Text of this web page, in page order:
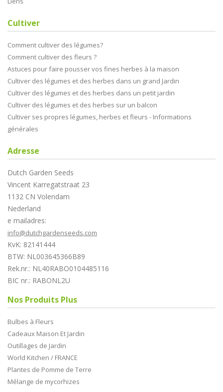
Cultiver
Comment cultiver des légumes?
Comment cultiver des fleurs ?
Astuces pour faire pousser vos fines herbes à la maison
Cultiver des légumes et des herbes dans un grand Jardin
Cultiver des légumes et des herbes dans un petit jardin
Cultiver des légumes et des herbes sur un balcon
Cultiver ses propres légumes, herbes et fleurs - Informations
générales
Adresse
Dutch Garden Seeds
Vincent Karregatstraat 23
1132 CN Volendam
Nederland
e mailadres:
info@dutchgardenseeds.com
KvK: 82141444
BTW: NL003645366B89
Rek.nr.: NL40RABO0104485116
BIC nr.: RABONL2U
Nos Produits Plus
Bulbes à Fleurs
Cadeaux Maison Et Jardin
Outillages de Jardin
World Kitchen / FRANCE
Plantes de Pomme de Terre
Mélange de mycorhizes